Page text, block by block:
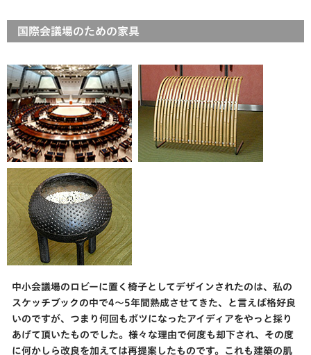
国際会議場のための家具
中小会議場のロビーに置く椅子としてデザインされたのは、私の
スケッチブックの中で4～5年間熟成させてきた、と言えば格好良
いのですが、つまり何回もボツになったアイディアをやっと採り
あげて頂いたものでした。様々な理由で何度も却下され、その度
に何かしら改良を加えては再提案したものです。これも建築の肌